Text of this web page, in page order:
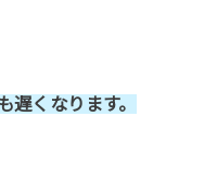
遅くなります。